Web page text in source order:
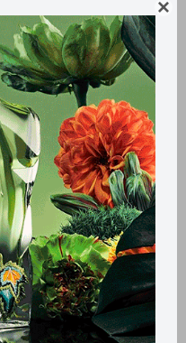

de envío
en tiendas
interesar